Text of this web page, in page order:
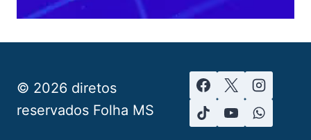
© 2026 diretos
reservados Folha MS